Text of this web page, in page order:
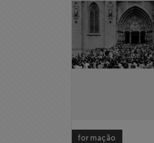
formação